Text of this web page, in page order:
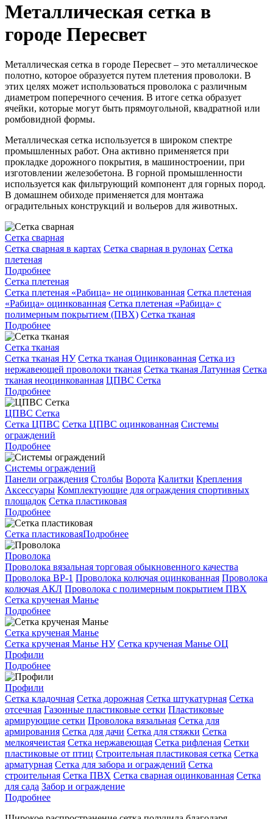
Металлическая сетка в
городе Пересвет
Металлическая сетка в городе Пересвет – это металлическое
полотно, которое образуется путем плетения проволоки. В
этих целях может использоваться проволока с различным
диаметром поперечного сечения. В итоге сетка образует
ячейки, которые могут быть прямоугольной, квадратной или
ромбовидной формы.
Металлическая сетка используется в широком спектре
промышленных работ. Она активно применяется при
прокладке дорожного покрытия, в машиностроении, при
изготовлении железобетона. В горной промышленности
используется как фильтрующий компонент для горных пород.
В домашнем обиходе применяется для монтажа
оградительных конструкций и вольеров для животных.
Сетка сварная
Сетка сварная в картах Сетка сварная в рулонах Сетка
плетеная
Подробнее
Сетка плетеная
Сетка плетеная «Рабица» не оцинкованная Сетка плетеная
«Рабица» оцинкованная Сетка плетеная «Рабица» с
полимерным покрытием (ПВХ) Сетка тканая
Подробнее
Сетка тканая
Сетка тканая НУ Сетка тканая Оцинкованная Сетка из
нержавеющей проволоки тканая Сетка тканая Латунная Сетка
тканая неоцинкованная ЦПВС Сетка
Подробнее
ЦПВС Сетка
Сетка ЦПВС Сетка ЦПВС оцинкованная Системы
ограждений
Подробнее
Системы ограждений
Панели ограждения Столбы Ворота Калитки Крепления
Аксессуары Комплектующие для ограждения спортивных
площадок Сетка пластиковая
Подробнее
Сетка пластиковаяПодробнее
Проволока
Проволока вязальная торговая обыкновенного качества
Проволока ВР-1 Проволока колючая оцинкованная Проволока
колючая АКЛ Проволока с полимерным покрытием ПВХ
Сетка крученая Манье
Подробнее
Сетка крученая Манье
Сетка крученая Манье НУ Сетка крученая Манье ОЦ
Профили
Подробнее
Профили
Сетка кладочная Сетка дорожная Сетка штукатурная Сетка
отсечная Газонные пластиковые сетки Пластиковые
армирующие сетки Проволока вязальная Сетка для
армирования Сетка для дачи Сетка для стяжки Сетка
мелкоячеистая Сетка нержавеющая Сетка рифленая Сетки
пластиковые от птиц Строительная пластиковая сетка Сетка
арматурная Сетка для забора и ограждений Сетка
строительная Сетка ПВХ Сетка сварная оцинкованная Сетка
для сада Забор и ограждение
Подробнее